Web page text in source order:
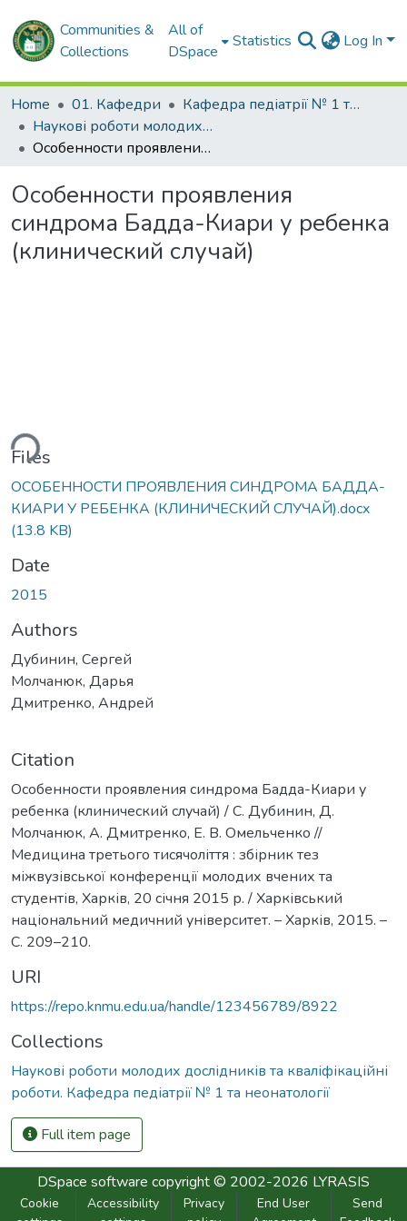
Communities &
Collections
All of
DSpace
Statistics Log In
Home 01. Кафедри
Кафедра педіатрії № 1 та неонатології
Наукові роботи молодих дослідників та кваліфікаційні роботи. Кафедра педіатрії № 1 та неонатології
Особенности проявления синдрома Бадда-Киари у ребенка (клинический случай)
Особенности проявления
синдрома Бадда-Киари у ребенка
(клинический случай)
Files
ОСОБЕННОСТИ ПРОЯВЛЕНИЯ СИНДРОМА БАДДА-
КИАРИ У РЕБЕНКА (КЛИНИЧЕСКИЙ СЛУЧАЙ).docx
(13.8 KB)
Date
2015
Authors
Дубинин, Сергей
Молчанюк, Дарья
Дмитренко, Андрей
Citation
Особенности проявления синдрома Бадда-Киари у
ребенка (клинический случай) / С. Дубинин, Д.
Молчанюк, А. Дмитренко, Е. В. Омельченко //
Медицина третього тисячоліття : збірник тез
міжвузівської конференції молодих вчених та
студентів, Харків, 20 січня 2015 р. / Харківський
національний медичний університет. – Харків, 2015. –
С. 209–210.
URI
https://repo.knmu.edu.ua/handle/123456789/8922
Collections
Наукові роботи молодих дослідників та кваліфікаційні
роботи. Кафедра педіатрії № 1 та неонатології
Full item page
DSpace software copyright © 2002-2026 LYRASIS
Cookie
Accessibility
Privacy
End User
Send